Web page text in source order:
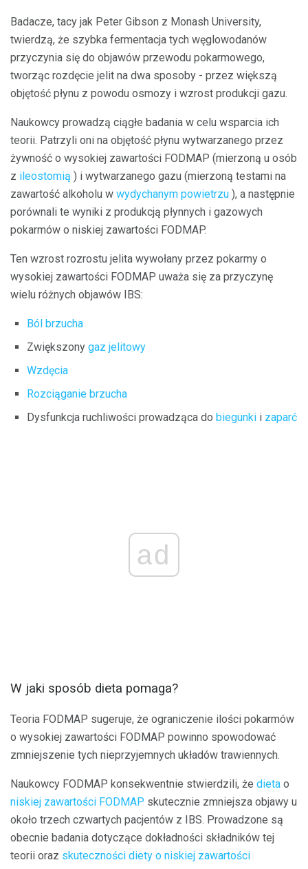
Badacze, tacy jak Peter Gibson z Monash University,
twierdzą, że szybka fermentacja tych węglowodanów
przyczynia się do objawów przewodu pokarmowego,
tworząc rozdęcie jelit na dwa sposoby - przez większą
objętość płynu z powodu osmozy i wzrost produkcji gazu.
Naukowcy prowadzą ciągłe badania w celu wsparcia ich
teorii. Patrzyli oni na objętość płynu wytwarzanego przez
żywność o wysokiej zawartości FODMAP (mierzoną u osób
z ileostomią ) i wytwarzanego gazu (mierzoną testami na
zawartość alkoholu w wydychanym powietrzu ), a następnie
porównali te wyniki z produkcją płynnych i gazowych
pokarmów o niskiej zawartości FODMAP.
Ten wzrost rozrostu jelita wywołany przez pokarmy o
wysokiej zawartości FODMAP uważa się za przyczynę
wielu różnych objawów IBS:
Ból brzucha
Zwiększony gaz jelitowy
Wzdęcia
Rozciąganie brzucha
Dysfunkcja ruchliwości prowadząca do biegunki i zaparć
ad
W jaki sposób dieta pomaga?
Teoria FODMAP sugeruje, że ograniczenie ilości pokarmów
o wysokiej zawartości FODMAP powinno spowodować
zmniejszenie tych nieprzyjemnych układów trawiennych.
Naukowcy FODMAP konsekwentnie stwierdzili, że dieta o
niskiej zawartości FODMAP skutecznie zmniejsza objawy u
około trzech czwartych pacjentów z IBS. Prowadzone są
obecnie badania dotyczące dokładności składników tej
teorii oraz skuteczności diety o niskiej zawartości